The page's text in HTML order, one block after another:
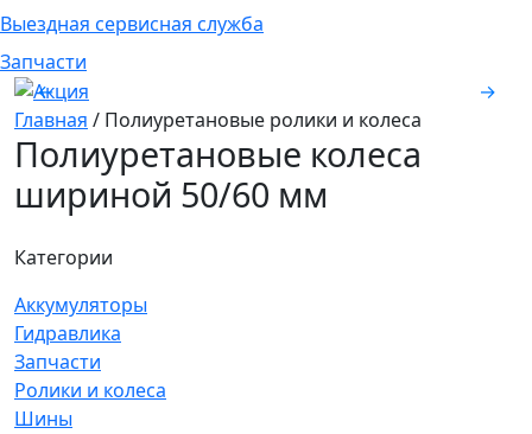
Выездная сервисная служба
Запчасти
←
→
Главная / Полиуретановые ролики и колеса
Полиуретановые колеса
шириной 50/60 мм
Категории
Аккумуляторы
Гидравлика
Запчасти
Ролики и колеса
Шины